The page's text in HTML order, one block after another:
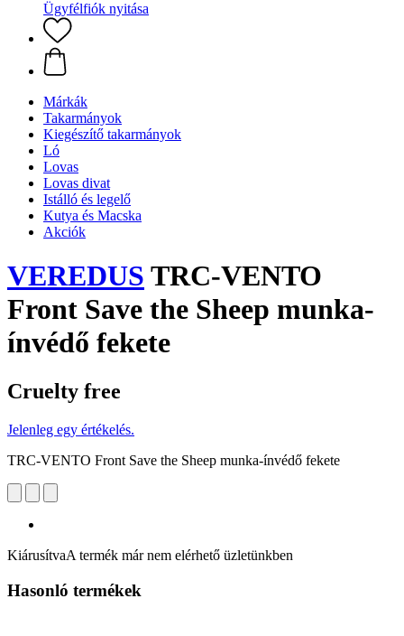
Ügyfélfiók nyitása
Márkák
Takarmányok
Kiegészítő takarmányok
Ló
Lovas
Lovas divat
Istálló és legelő
Kutya és Macska
Akciók
VEREDUS TRC-VENTO
Front Save the Sheep munka-
ínvédő fekete
Cruelty free
Jelenleg egy értékelés.
TRC-VENTO Front Save the Sheep munka-ínvédő fekete
KiárusítvaA termék már nem elérhető üzletünkben
Hasonló termékek